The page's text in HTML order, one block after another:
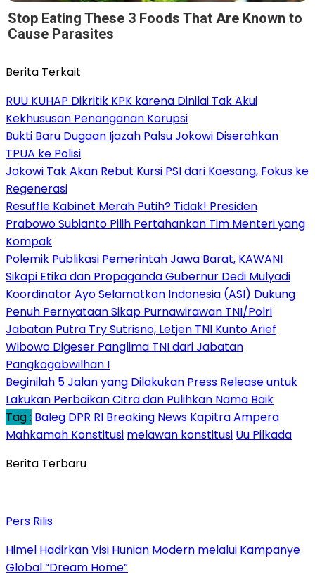
Stop Eating These 3 Foods That Are Known to
Cause Parasites
Berita Terkait
RUU KUHAP Dikritik KPK karena Dinilai Tak Akui
Kekhususan Penanganan Korupsi
Bukti Baru Dugaan Ijazah Palsu Jokowi Diserahkan
TPUA ke Polisi
Jokowi Tak Akan Rebut Kursi PSI dari Kaesang, Fokus ke
Regenerasi
Resuffle Kabinet Merah Putih? Tidak! Presiden
Prabowo Subianto Pilih Pertahankan Tim Menteri yang
Kompak
Polemik Publikasi Pemerintah Jawa Barat, KAWANI
Sikapi Etika dan Propaganda Gubernur Dedi Mulyadi
Koordinator Ayo Selamatkan Indonesia (ASI) Dukung
Penuh Pernyataan Sikap Purnawirawan TNI/Polri
Jabatan Putra Try Sutrisno, Letjen TNI Kunto Arief
Wibowo Digeser Panglima TNI dari Jabatan
Pangkogabwilhan I
Beginilah 5 Jalan yang Dilakukan Press Release untuk
Lakukan Perbaikan Citra dan Pulihkan Nama Baik
Tag : Baleg DPR RI Breaking News Kapitra Ampera
Mahkamah Konstitusi melawan konstitusi Uu Pilkada
Berita Terbaru
Pers Rilis
Himel Hadirkan Visi Hunian Modern melalui Kampanye
Global “Dream Home”